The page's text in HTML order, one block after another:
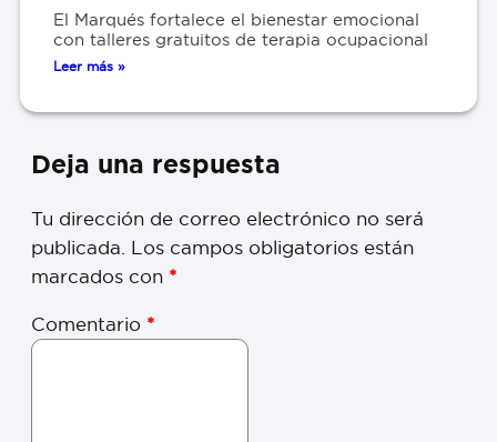
El Marqués fortalece el bienestar emocional
con talleres gratuitos de terapia ocupacional
Leer más »
Deja una respuesta
Tu dirección de correo electrónico no será
publicada. Los campos obligatorios están
marcados con *
Comentario *